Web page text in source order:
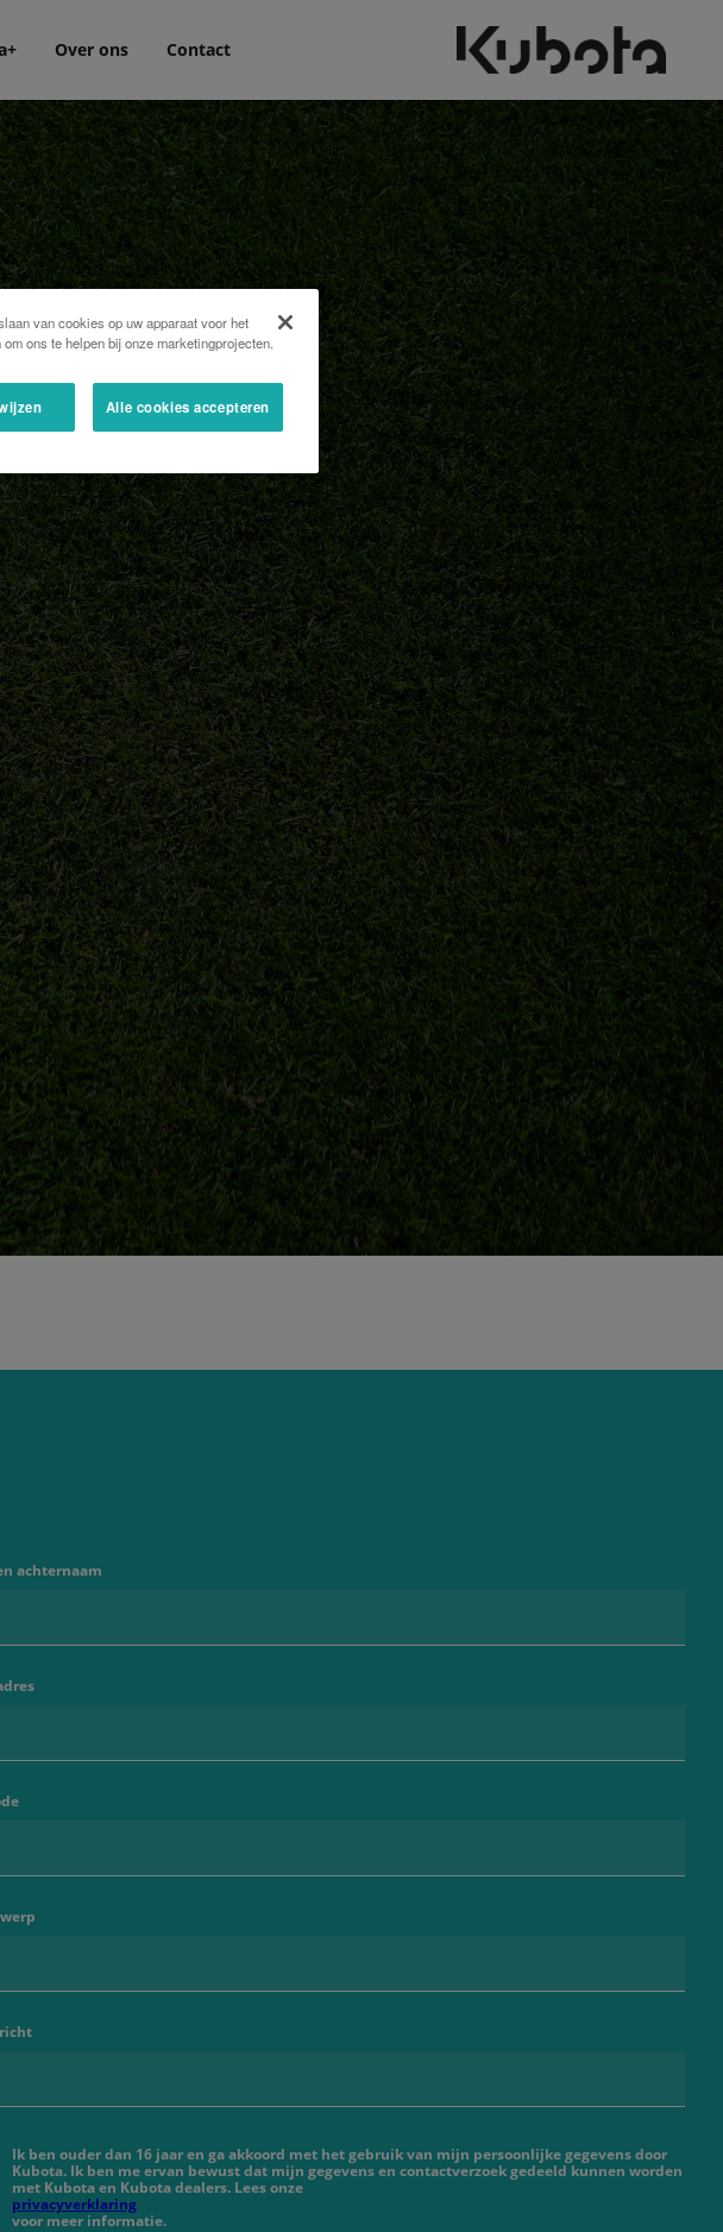
Over ons Contact
achternaam
Ik ben ouder dan 16 jaar en ga akkoord met het gebruik van mijn persoonlijke gegevens door
Kubota. Ik ben me ervan bewust dat mijn gegevens en contactverzoek gedeeld kunnen worden
met Kubota en Kubota dealers. Lees onze
privacyverklaring
voor meer informatie.
van cookies op uw apparaat voor het
ons te helpen bij onze marketingprojecten.
Alle cookies accepteren